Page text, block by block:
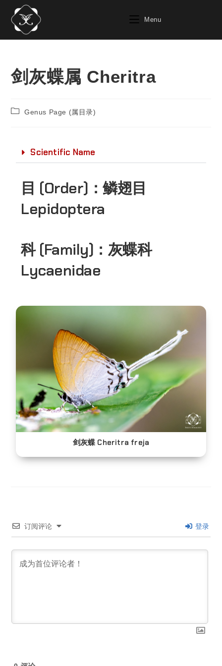
Menu
剑灰蝶属 Cheritra
Genus Page (属目录)
Scientific Name
目 (Order)：鳞翅目
Lepidoptera
科 (Family)： 灰蝶科
Lycaenidae
剑灰蝶 Cheritra freja
订阅评论 登录